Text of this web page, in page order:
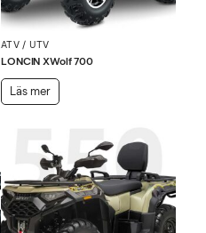
ATV / UTV
LONCIN XWolf 700
Läs mer